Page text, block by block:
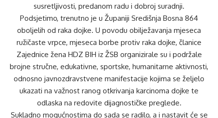
susretljivosti, predanom radu i dobroj suradnji.
Podsjetimo, trenutno je u Županiji Središnja Bosna 864
oboljelih od raka dojke. U povodu obilježavanja mjeseca
ružičaste vrpce, mjeseca borbe protiv raka dojke, članice
Zajednice žena HDZ BIH iz ŽSB organizirale su i podržale
brojne stručne, edukativne, sportske, humanitarne aktivnosti,
odnosno javnozdravstvene manifestacije kojima se željelo
ukazati na važnost ranog otkrivanja karcinoma dojke te
odlaska na redovite dijagnostičke preglede.
Sukladno mogućnostima do sada se radilo, a i nastavit će se